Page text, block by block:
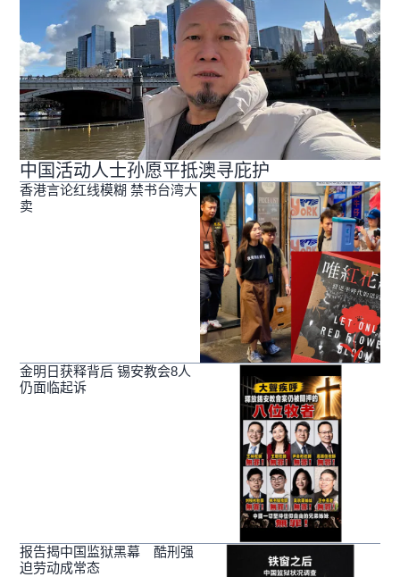
中国活动人士孙愿平抵澳寻庇护
香港言论红线模糊 禁书台湾大
卖
金明日获释背后 锡安教会8人
仍面临起诉
报告揭中国监狱黑幕 酷刑强
迫劳动成常态